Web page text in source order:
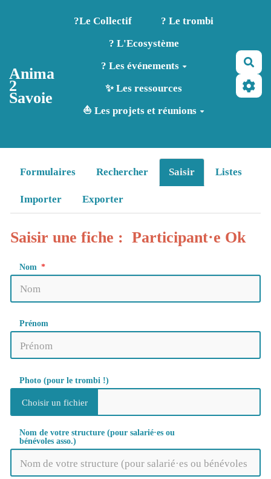
Aller au contenu principal
Anima
2
Savoie
?️Le Collectif
? Le trombi
? L'Ecosystème
? Les événements
✨ Les ressources
⛵ Les projets et réunions
Formulaires Rechercher Saisir Listes
Importer Exporter
Saisir une fiche : Participant·e Ok
Nom
Prénom
Photo (pour le trombi !)
Nom de votre structure (pour salarié·es ou
bénévoles asso.)